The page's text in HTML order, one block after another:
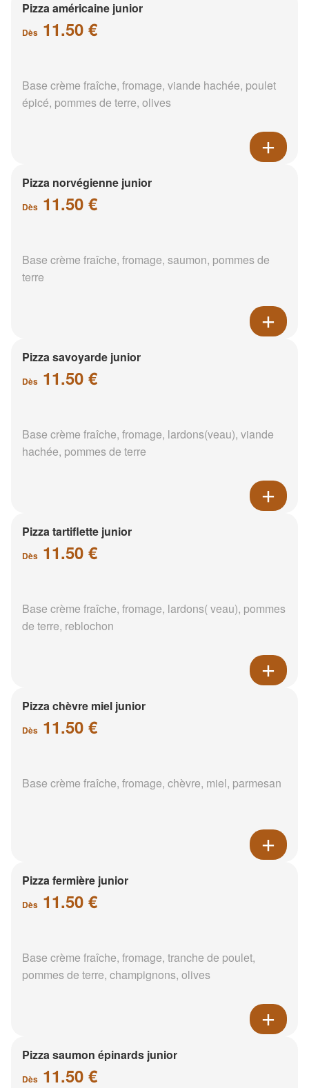
Pizza américaine junior
Dès 11.50 €
Base crème fraîche, fromage, viande hachée, poulet
épicé, pommes de terre, olives
Pizza norvégienne junior
Dès 11.50 €
Base crème fraîche, fromage, saumon, pommes de
terre
Pizza savoyarde junior
Dès 11.50 €
Base crème fraîche, fromage, lardons(veau), viande
hachée, pommes de terre
Pizza tartiflette junior
Dès 11.50 €
Base crème fraîche, fromage, lardons( veau), pommes
de terre, reblochon
Pizza chèvre miel junior
Dès 11.50 €
Base crème fraîche, fromage, chèvre, miel, parmesan
Pizza fermière junior
Dès 11.50 €
Base crème fraîche, fromage, tranche de poulet,
pommes de terre, champignons, olives
Pizza saumon épinards junior
Dès 11.50 €